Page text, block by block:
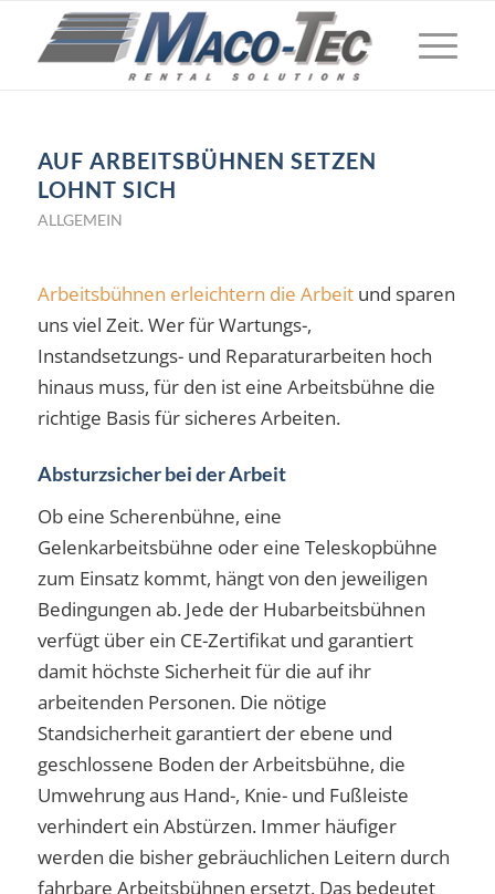
AUF ARBEITSBÜHNEN SETZEN
LOHNT SICH
ALLGEMEIN
Arbeitsbühnen erleichtern die Arbeitund sparen
uns viel Zeit. Wer für Wartungs-,
Instandsetzungs- und Reparaturarbeiten hoch
hinaus muss, für den ist eine Arbeitsbühne die
richtige Basis für sicheres Arbeiten.
Absturzsicher bei der Arbeit
Ob eine Scherenbühne, eine
Gelenkarbeitsbühne oder eine Teleskopbühne
zum Einsatz kommt, hängt von den jeweiligen
Bedingungen ab. Jede der Hubarbeitsbühnen
verfügt über ein CE-Zertifikat und garantiert
damit höchste Sicherheit für die auf ihr
arbeitenden Personen. Die nötige
Standsicherheit garantiert der ebene und
geschlossene Boden der Arbeitsbühne, die
Umwehrung aus Hand-, Knie- und Fußleiste
verhindert ein Abstürzen. Immer häufiger
werden die bisher gebräuchlichen Leitern durch
fahrbare Arbeitsbühnen ersetzt. Das bedeutet